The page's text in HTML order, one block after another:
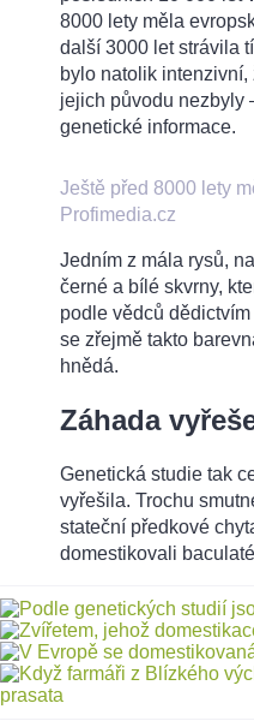
8000 lety měla
další 3000 let strávila
bylo natolik
jejich původu nezbyly
genetické informace.
Ještě před 8000 lety
Profimedia.cz
Jedním z mála rysů,
černé a bílé skvrny,
podle vědců
se zřejmě takto
hnědá.
Záhada
Genetická studie tak
vyřešila. Trochu
stateční předkové
domestikovali